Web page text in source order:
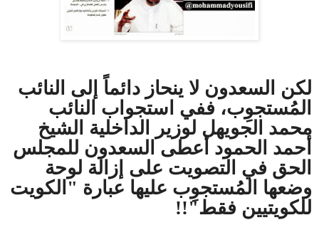
لكن السعدون لا ينحاز دائماً إلى النائب
المُستجوِب، ففي استجواب النائب
محمد الجويهل لوزير الداخلية الشيخ
أحمد الحمود أعطى السعدون للمجلس
الحق في التصويت على إزالة لوحة
وضعها المُستجوِب عليها عبارة "الكويت
للكويتيين فقط"!!